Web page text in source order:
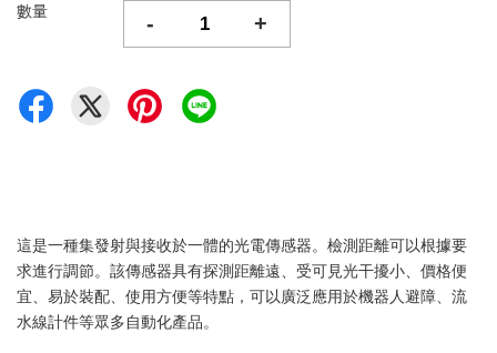
數量 - +
這是一種集發射與接收於一體的光電傳感器。檢測距離可以根據要
求進行調節。該傳感器具有探測距離遠、受可見光干擾小、價格便
宜、易於裝配、使用方便等特點，可以廣泛應用於機器人避障、流
水線計件等眾多自動化產品。